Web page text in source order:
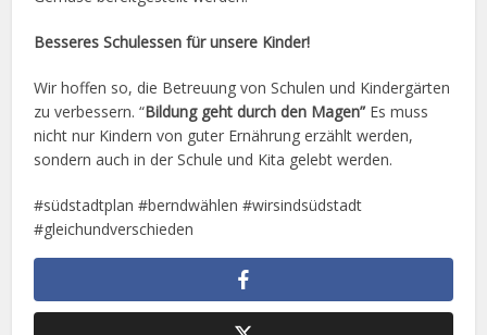
Besseres Schulessen für unsere Kinder!
Wir hoffen so, die Betreuung von Schulen und Kindergärten
zu verbessern. “Bildung geht durch den Magen” Es muss
nicht nur Kindern von guter Ernährung erzählt werden,
sondern auch in der Schule und Kita gelebt werden.
#südstadtplan #berndwählen #wirsindsüdstadt
#gleichundverschieden